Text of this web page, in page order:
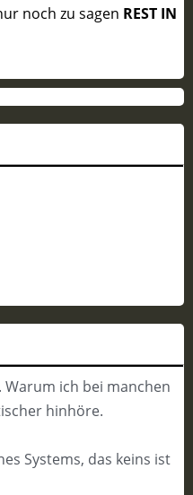
noch zu sagen REST IN
Warum ich bei manchen
hinhöre.
Systems, das keins ist